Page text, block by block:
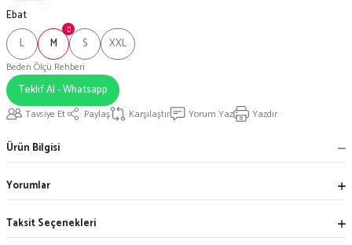
Ebat
L
M S XXL
Beden Ölçü Rehberi
Teklif Al - Whatsapp
Tavsiye Et Paylaş Karşılaştır Yorum Yaz Yazdır
Ürün Bilgisi
Yorumlar
Taksit Seçenekleri